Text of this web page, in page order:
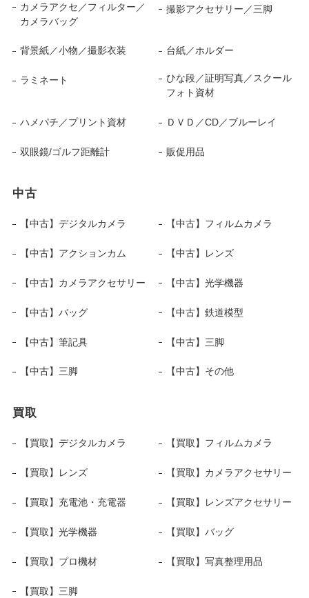
カメラアクセ／フィルター／
カメラバッグ
撮影アクセサリー／三脚
背景紙／小物／撮影衣装 台紙／ホルダー
ラミネート
ひな段／証明写真／スクール
フォト資材
ハメパチ／プリント資材 ＤＶＤ／CD／ブルーレイ
双眼鏡/ゴルフ距離計 販促用品
中古
【中古】デジタルカメラ 【中古】フィルムカメラ
【中古】アクションカム 【中古】レンズ
【中古】カメラアクセサリー 【中古】光学機器
【中古】バッグ 【中古】鉄道模型
【中古】筆記具 【中古】三脚
【中古】三脚 【中古】その他
買取
【買取】デジタルカメラ 【買取】フィルムカメラ
【買取】レンズ 【買取】カメラアクセサリー
【買取】充電池・充電器 【買取】レンズアクセサリー
【買取】光学機器 【買取】バッグ
【買取】プロ機材 【買取】写真整理用品
【買取】三脚